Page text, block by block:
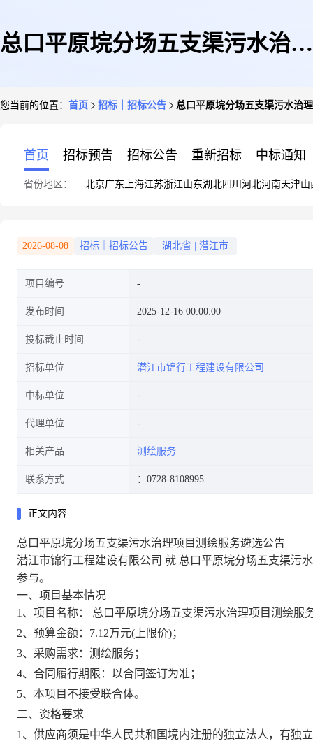
总口平原垸分场五支渠污水治理
您当前的位置： 首页 招标｜招标公告 总口平原垸分场五支渠污水治
首页 招标预告 招标公告 重新招标 中标通知
省份地区： 北京广东 上海江苏浙江山东湖北四川 河北河南天津山
2026-08-08 招标｜招标公告 湖北省 潜江市
项目编号
发布时间 2025-12-16 00:00:00
投标截止时间
招标单位 潜江市锦行工程建设有限公司
中标单位
代理单位
相关产品 测绘服务
联系方式 ：0728-8108995
正文内容
总口平原垸分场五支渠污水治理项目测绘服务遴选公告
潜江市锦行工程建设有限公司 就 总口平原垸分场五支渠污
参与。
一、项目基本情况
1、项目名称：
总口平原垸分场五支渠污水治理项目测绘服
2、预算金额： 7.12万元(上限价)；
3、采购需求：测绘服务；
4、合同履行期限：以合同签订为准；
5、本项目不接受联合体。
二、资格要求
1、供应商须是中华人民共和国境内注册的独立法人，有独